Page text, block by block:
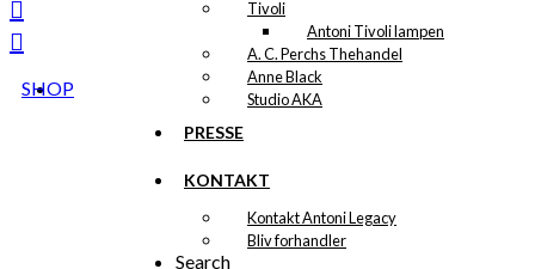
Tivoli
Antoni Tivoli lampen
A. C. Perchs Thehandel
Anne Black
Studio AKA
PRESSE
KONTAKT
Kontakt Antoni Legacy
Bliv forhandler
Search
SHOP